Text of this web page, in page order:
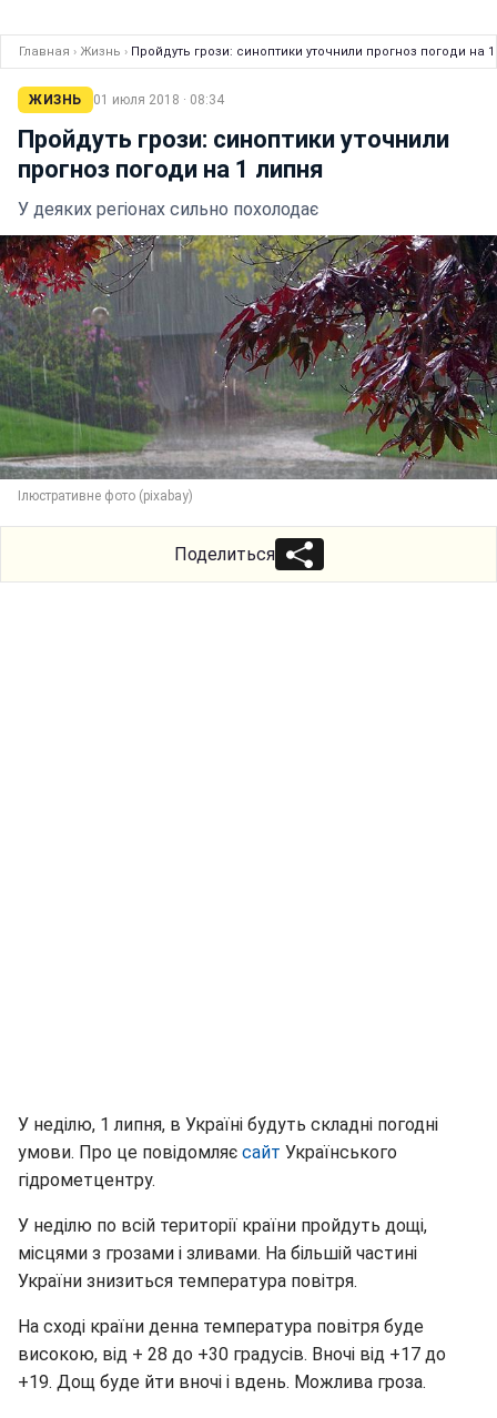
Главная › Жизнь › Пройдуть грози: синоптики уточнили прогноз погоди на
ЖИЗНЬ 01 июля 2018 · 08:34
Пройдуть грози: синоптики уточнили
прогноз погоди на 1 липня
У деяких регіонах сильно похолодає
Ілюстративне фото (pixabay)
Поделиться
У неділю, 1 липня, в Україні будуть складні погодні
умови. Про це повідомляє сайт Українського
гідрометцентру.
У неділю по всій території країни пройдуть дощі,
місцями з грозами і зливами. На більшій частині
України знизиться температура повітря.
На сході країни денна температура повітря буде
високою, від + 28 до +30 градусів. Вночі від +17 до
+19. Дощ буде йти вночі і вдень. Можлива гроза.